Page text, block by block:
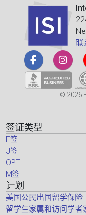
联
© 2026
签证类型
F签
J签
OPT
M签
计划
美国公民出国留学保险
留学生家属和访问学者